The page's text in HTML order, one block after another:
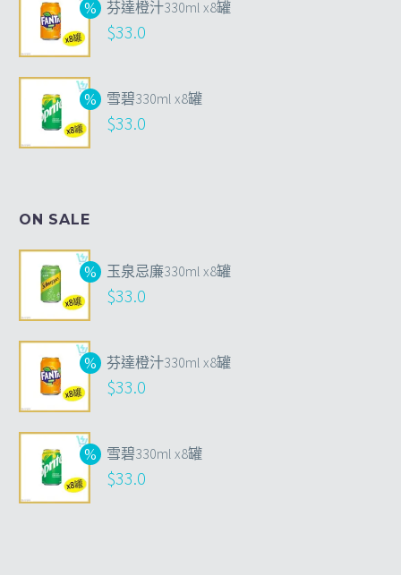
芬達橙汁330ml x8罐
$33.0
雪碧330ml x8罐
$33.0
ON SALE
玉泉忌廉330ml x8罐
$33.0
芬達橙汁330ml x8罐
$33.0
雪碧330ml x8罐
$33.0